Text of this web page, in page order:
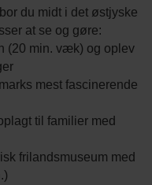
du midt i det østjyske
at se og gøre:
(20 min. væk) og oplev
mest fascinerende
til familier med
frilandsmuseum med